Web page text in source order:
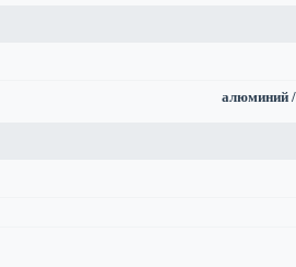
алюминий /